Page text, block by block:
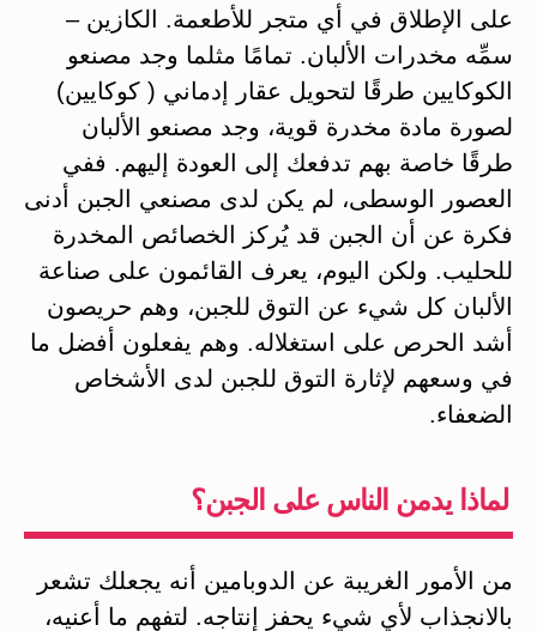
على الإطلاق في أي متجر للأطعمة. الكازين –
سمِّه مخدرات الألبان. تمامًا مثلما وجد مصنعو
الكوكايين طرقًا لتحويل عقار إدماني ( كوكايين)
لصورة مادة مخدرة قوية، وجد مصنعو الألبان
طرقًا خاصة بهم تدفعك إلى العودة إليهم. ففي
العصور الوسطى، لم يكن لدى مصنعي الجبن أدنى
فكرة عن أن الجبن قد يُركز الخصائص المخدرة
للحليب. ولكن اليوم، يعرف القائمون على صناعة
الألبان كل شيء عن التوق للجبن، وهم حريصون
أشد الحرص على استغلاله. وهم يفعلون أفضل ما
في وسعهم لإثارة التوق للجبن لدى الأشخاص
الضعفاء.
لماذا يدمن الناس على الجبن؟
من الأمور الغريبة عن الدوبامين أنه يجعلك تشعر
بالانجذاب لأي شيء يحفز إنتاجه. لتفهم ما أعنيه،